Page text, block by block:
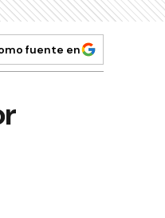
fuente en